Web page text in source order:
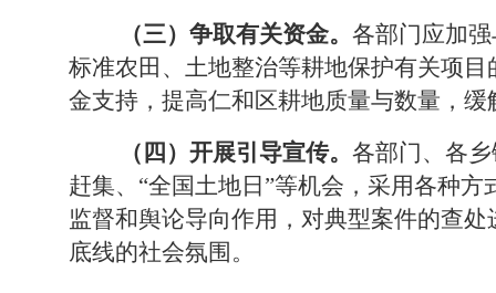
（三）争取有关资金。 各部门应加
标准农田、土地整治等耕地保护有关项目
金支持，提高仁和区耕地质量与数量，缓
（四）开展引导宣传。 各部门、各
赶集、 “全国土地日 ”等机会 ，采用各种
监督和舆论导向作用，对典型案件的查
底线的社会氛围 。